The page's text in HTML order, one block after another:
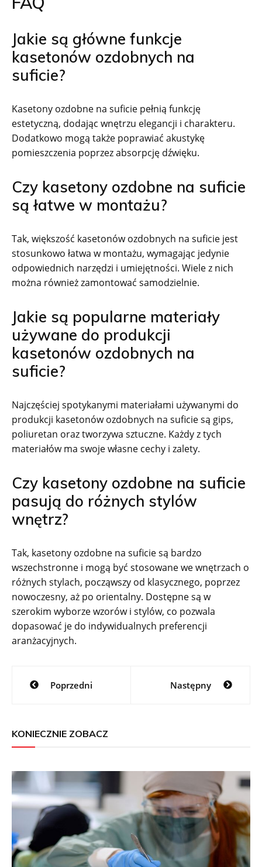
Jakie są główne funkcje
kasetonów ozdobnych na
suficie?
Kasetony ozdobne na suficie pełnią funkcję
estetyczną, dodając wnętrzu elegancji i charakteru.
Dodatkowo mogą także poprawiać akustykę
pomieszczenia poprzez absorpcję dźwięku.
Czy kasetony ozdobne na suficie
są łatwe w montażu?
Tak, większość kasetonów ozdobnych na suficie jest
stosunkowo łatwa w montażu, wymagając jedynie
odpowiednich narzędzi i umiejętności. Wiele z nich
można również zamontować samodzielnie.
Jakie są popularne materiały
używane do produkcji
kasetonów ozdobnych na
suficie?
Najczęściej spotykanymi materiałami używanymi do
produkcji kasetonów ozdobnych na suficie są gips,
poliuretan oraz tworzywa sztuczne. Każdy z tych
materiałów ma swoje własne cechy i zalety.
Czy kasetony ozdobne na suficie
pasują do różnych stylów
wnętrz?
Tak, kasetony ozdobne na suficie są bardzo
wszechstronne i mogą być stosowane we wnętrzach o
różnych stylach, począwszy od klasycznego, poprzez
nowoczesny, aż po orientalny. Dostępne są w
szerokim wyborze wzorów i stylów, co pozwala
dopasować je do indywidualnych preferencji
aranżacyjnych.
Nawigacja
wpisuPoprzedni Następny
KONIECZNIE ZOBACZ